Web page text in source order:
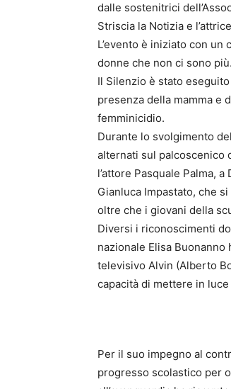
dalle sostenitrici
Striscia la Notizia e
L’evento è iniziato con
donne che non ci sono più.
Il Silenzio è stato
presenza della mamma e
femminicidio.
Durante lo svolgimento
alternati sul palcoscenico
l’attore Pasquale Palma,
Gianluca Impastato, che
oltre che i giovani della
Diversi i riconoscimenti
nazionale Elisa
televisivo Alvin (Alberto
capacità di mettere in
Per il suo impegno al
progresso scolastico per